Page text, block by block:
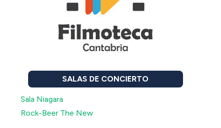
SALAS DE CONCIERTO
Sala Niagara
Rock-Beer The New